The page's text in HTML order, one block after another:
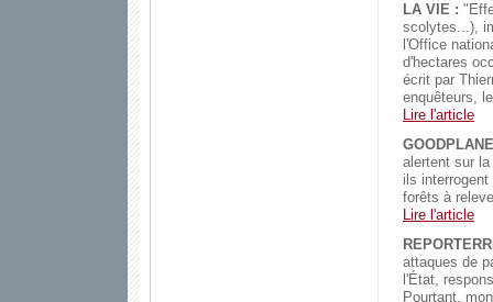
LA VIE :
scolytes...),
l'Office
d'hectares
écrit par
enquêteurs,
Lire l'article
alertent sur
ils
forêts à
Lire l'article
attaques de
l'État,
Pourtant,